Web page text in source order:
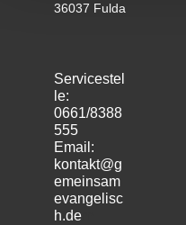
36037 Fulda
Servicestel
le:
0661/8388
555
Email:
kontakt@g
emeinsam
evangelisc
h.de